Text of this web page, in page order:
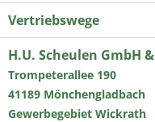
Vertriebswege
H.U. Scheulen GmbH &
Trompeterallee 190
41189 Mönchengladbach
Gewerbegebiet Wickrath